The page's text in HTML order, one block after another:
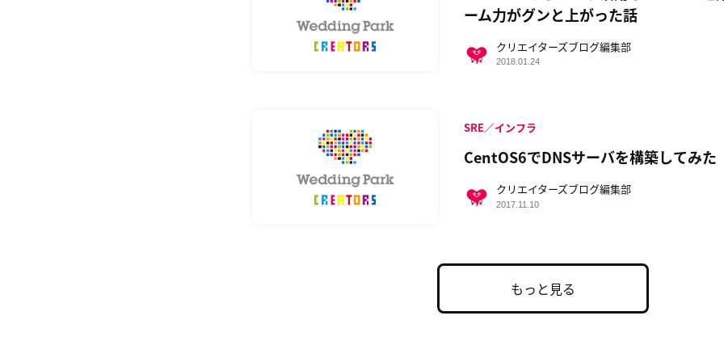
ーム力がグンと上がった話
クリエイターズブログ編集部
2018.01.24
CentOS6でDNSサーバを構築してみた
SRE／インフラ
クリエイターズブログ編集部
2017.11.10
もっと見る